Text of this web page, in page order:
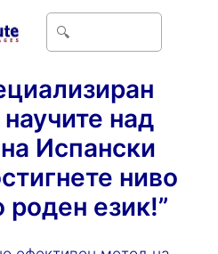
над
Испански
ниво
роден език!”